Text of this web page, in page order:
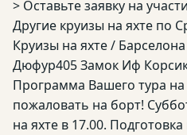
> Оставьте заявку на
Другие круизы на яхте по
Круизы на яхте /
Дюфур405 Замок Иф
Программа Вашего тура
пожаловать на борт!
на яхте в 17.00. Подготовка